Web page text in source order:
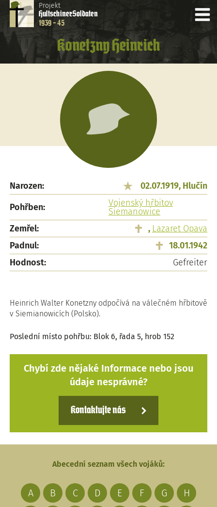
Projekt
HultschinerSoldaten
1939 - 45
Konetzny Heinrich
Narozen:
02.07.1919, Hlučín
Pohřben:
Vojenský hřbitov
Siemanowice
Zemřel:
, Lazaret Opava
Padnul:
18.01.1942
Hodnost:
Gefreiter
Heinrich Walter Konetzny odpočívá na válečném hřbitově
v Siemianowicích (Polsko).
Poslední místo pohřbu: Blok 6, řada 5, hrob 152
Chybí zde nějaké Informace nebo jsou
údaje nesprávné?
Kontaktujte nás
Abecední seznam všech vojáků:
A B C D E F G
H